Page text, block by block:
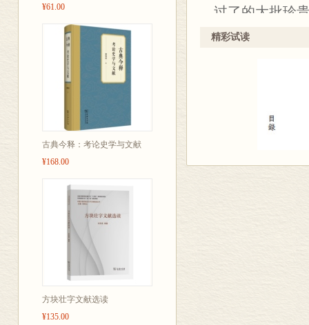
¥61.00
古典今释：考论史学与文献
¥168.00
方块壮字文献选读
¥135.00
过了的大批珍
的文字砖、瓦
精彩试读